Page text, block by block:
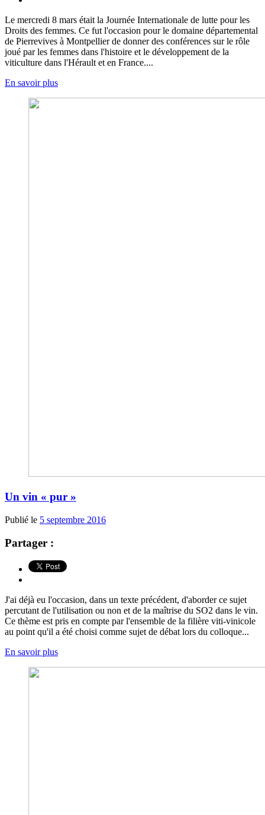
Le mercredi 8 mars était la Journée Internationale de lutte pour les
Droits des femmes. Ce fut l'occasion pour le domaine départemental
de Pierrevives à Montpellier de donner des conférences sur le rôle
joué par les femmes dans l'histoire et le développement de la
viticulture dans l'Hérault et en France....
En savoir plus
Un vin « pur »
Publié le 5 septembre 2016
Partager :
J'ai déjà eu l'occasion, dans un texte précédent, d'aborder ce sujet
percutant de l'utilisation ou non et de la maîtrise du SO2 dans le vin.
Ce thème est pris en compte par l'ensemble de la filière viti-vinicole
au point qu'il a été choisi comme sujet de débat lors du colloque...
En savoir plus